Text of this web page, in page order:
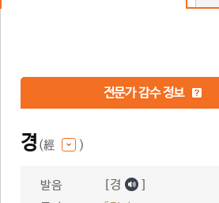
전문가 감수 정보
경 (經 )
발음 [경 ]